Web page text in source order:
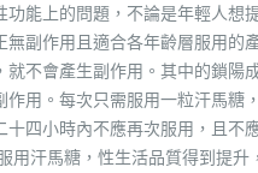
能上的問題，不論是年輕人想
副作用且適合各年齡層服用的
不會產生副作用。其中的鎖陽
用。每次只需服用一粒汗馬糖
四小時內不應再次服用，且不
汗馬糖，性生活品質得到提升